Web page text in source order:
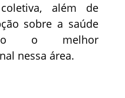
além de
sobre a saúde
o melhor
nessa área.